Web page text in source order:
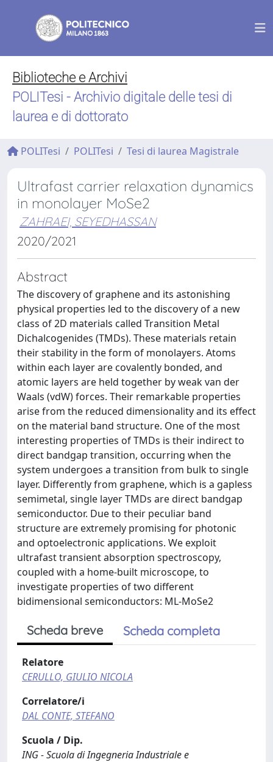
Biblioteche e Archivi
POLITesi - Archivio digitale delle tesi di
laurea e di dottorato
POLITesi POLITesi Tesi di laurea Magistrale
Ultrafast carrier relaxation dynamics
in monolayer MoSe2
ZAHRAEI, SEYEDHASSAN
2020/2021
Abstract
The discovery of graphene and its astonishing
physical properties led to the discovery of a new
class of 2D materials called Transition Metal
Dichalcogenides (TMDs). These materials retain
their stability in the form of monolayers. Atoms
within each layer are covalently bonded, and
atomic layers are held together by weak van der
Waals (vdW) forces. Their remarkable properties
arise from the reduced dimensionality and its effect
on the material band structure. One of the most
interesting properties of TMDs is their indirect to
direct bandgap transition, occurring when the
system undergoes a transition from bulk to single
layer. Differently from graphene, which is a gapless
semimetal, single layer TMDs are direct bandgap
semiconductor. Due to their peculiar band
structure are extremely promising for photonic
and optoelectronic applications. We exploit
ultrafast transient absorption spectroscopy,
coupled with a home-built microscope, to
investigate properties of two different
bidimensional semiconductors: ML-MoSe2
Scheda breve Scheda completa
Relatore
CERULLO, GIULIO NICOLA
Correlatore/i
DAL CONTE, STEFANO
Scuola / Dip.
ING - Scuola di Ingegneria Industriale e